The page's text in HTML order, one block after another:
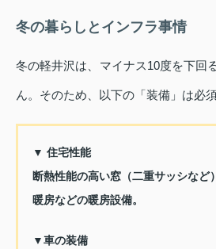
冬の暮らしとインフラ事情
冬の軽井沢は、マイナス10度を下回
ん。そのため、以下の「装備」は必
▼ 住宅性能
断熱性能の高い窓（二重サッシなど
暖房などの暖房設備。
▼車の装備